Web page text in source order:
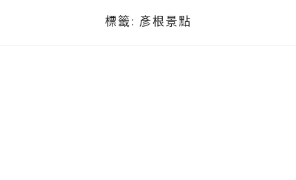
標籤: 彥根景點